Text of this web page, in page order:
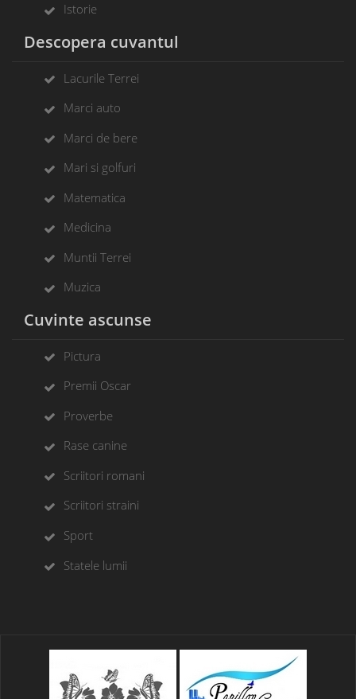
Istorie
Descopera cuvantul
Lacurile Terrei
Marci auto
Marci de bere
Mari si golfuri
Matematica
Medicina
Muntii Terrei
Muzica
Cuvinte ascunse
Pictura
Premii Oscar
Proverbe
Rase canine
Scriitori romani
Scriitori straini
Sport
Statele lumii